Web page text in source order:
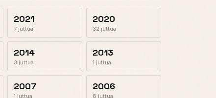
2021
7 juttua
2020
32 juttua
2014
3 juttua
2013
1 juttua
2007
1 juttua
2006
8 juttua